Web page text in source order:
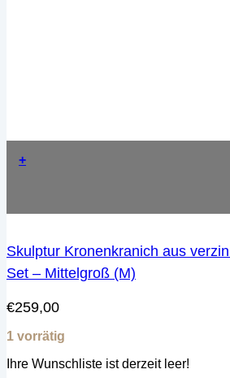
+
Skulptur Kronenkranich aus
Set – Mittelgroß (M)
€259,00
1 vorrätig
Ihre Wunschliste ist derzeit leer!